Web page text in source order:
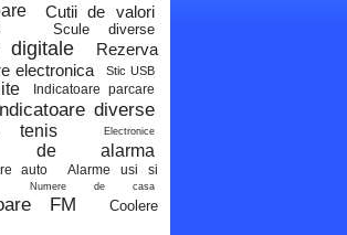
Cutii de valori
Scule diverse
digitale
Rezerva
electronica
Stic USB
Indicatoare parcare
Indicatoare diverse
tenis Electronice
de alarma
auto
Alarme usi si
Numere de casa
FM
Coolere